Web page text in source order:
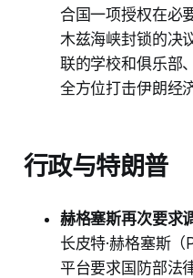
合国一项授权在必
木兹海峡封锁的决
联的学校和俱乐部
全方位打击伊朗经
行政与特朗普
赫格塞斯再次要求
长皮特·赫格塞斯
平台要求国防部法